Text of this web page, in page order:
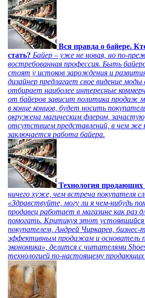
Вся правда о байере.
стать? Байер – уже не новая, но по-
востребованная профессия. Быть
стоят у истоков зарождения и
дизайнер предлагает свое видение моды
отбирает наиболее интересные
от байеров зависит политика продаж
в конце концов, будет носить
окружена магическим флером,
отсутствием представлений, в чем же
заключается работа байера.
Технология продающих
ничего хуже, чем встреча покупателя
«Здравствуйте, могу ли я чем-нибудь
продавец работает в магазине как раз
помогать. Критикуя этот
покупателем, Андрей Чиркарев, бизнес-
эффективным продажам и основатель
экономика», делится с читателями
технологией по-настоящему продающих